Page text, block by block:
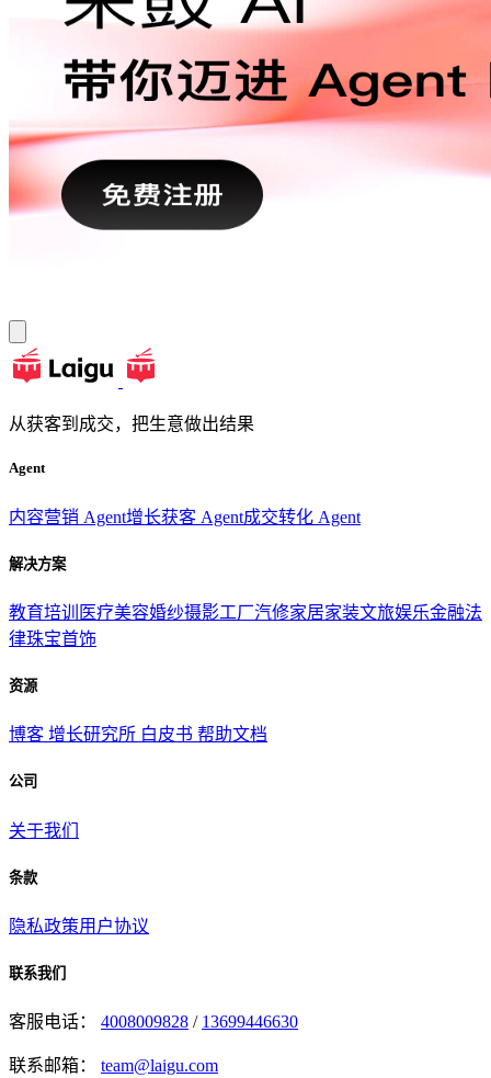
从获客到成交，把生意做出结果
Agent
内容营销 Agent增长获客 Agent成交转化 Agent
解决方案
教育培训 医疗美容婚纱摄影工厂汽修家居家装文旅娱乐金融法
律珠宝首饰
资源
博客 增长研究所 白皮书 帮助文档
公司
关于我们
条款
隐私政策用户协议
联系我们
客服电话： 4008009828 / 13699446630
联系邮箱： team@laigu.com